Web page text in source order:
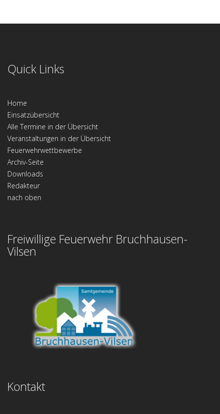
Quick Links
Home
Einsatzübersicht
Alle Termine in der Übersicht
Veranstaltungen in der Übersicht
Feuerwehrwettbewerbe
Archiv-Seite
Downloads
Redakteur
nach oben
Freiwillige Feuerwehr Bruchhausen-
Vilsen
Kontakt